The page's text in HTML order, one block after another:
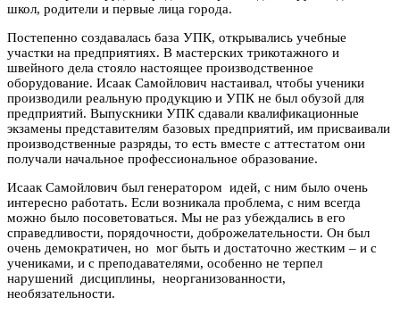
школ, родители и первые лица города.
Постепенно создавалась база УПК, открывались учебные
участки на предприятиях. В мастерских трикотажного и
швейного дела стояло настоящее производственное
оборудование. Исаак Самойлович настаивал, чтобы ученики
производили реальную продукцию и УПК не был обузой для
предприятий. Выпускники УПК сдавали квалификационные
экзамены представителям базовых предприятий, им присваивали
производственные разряды, то есть вместе с аттестатом они
получали начальное профессиональное образование.
Исаак Самойлович был генератором идей, с ним было очень
интересно работать. Если возникала проблема, с ним всегда
можно было посоветоваться. Мы не раз убеждались в его
справедливости, порядочности, доброжелательности. Он был
очень демократичен, но мог быть и достаточно жестким – и с
учениками, и с преподавателями, особенно не терпел
нарушений дисциплины, неорганизованности,
необязательности.